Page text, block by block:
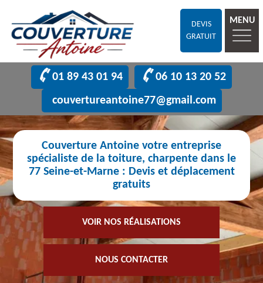
DEVIS
GRATUIT
MENU
01 89 43 01 94
06 10 13 20 52
couvertureantoine77@gmail.com
Couverture Antoine votre entreprise
spécialiste de la toiture, charpente dans le
77 Seine-et-Marne : Devis et déplacement
gratuits
VOIR NOS RÉALISATIONS
NOUS CONTACTER